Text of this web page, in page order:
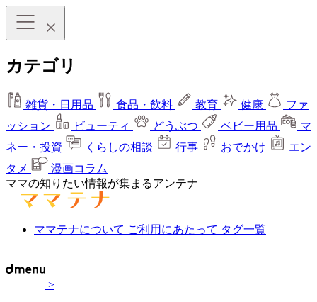
カテゴリ
雑貨・日用品 食品・飲料 教育 健康
ファ
ッション
ビューティ どうぶつ ベビー用品
マ
ネー・投資
くらしの相談 行事 おでかけ
エン
タメ
漫画コラム
ママの知りたい情報が集まるアンテナ
ママテナについて ご利用にあたって タグ一覧
>